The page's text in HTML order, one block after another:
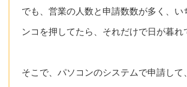
でも、営業の人数と申請数数が多く、い
ンコを押してたら、それだけで日が暮れ
そこで、パソコンのシステムで申請して